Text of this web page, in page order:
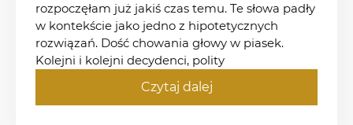
rozpoczęłam już jakiś czas temu. Te słowa padły
w kontekście jako jedno z hipotetycznych
rozwiązań. Dość chowania głowy w piasek.
Kolejni i kolejni decydenci, polity
Czytaj dalej